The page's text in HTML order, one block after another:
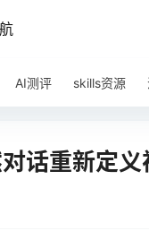
AI测评 skills资源
话重新定义